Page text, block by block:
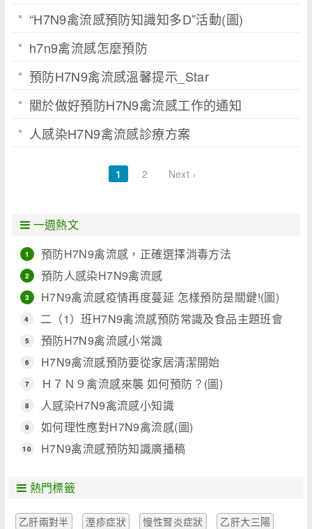
“H7N9禽流感預防知識知多D”活動(圖)
h7n9禽流感怎麼預防
預防H7N9禽流感溫馨提示_Star
關於做好預防H7N9禽流感工作的通知
人感染H7N9禽流感診療方案
1 2 Next ›
一週熱文
1 預防H7N9禽流感，正確選擇消毒方法
2 預防人感染H7N9禽流感
3 H7N9禽流感疫情再度蔓延 怎樣預防是關鍵!(圖)
4
二（1）班H7N9禽流感預防常識及食品主題班會
活動
5 預防H7N9禽流感小常識
6 H7N9禽流感預防要從家居清潔開始
7 Ｈ７Ｎ９禽流感來襲 如何預防？(圖)
8 人感染H7N9禽流感小知識
9 如何理性應對H7N9禽流感(圖)
10 H7N9禽流感預防知識廣播稿
熱門標籤
乙肝兩對半 溼疹症狀 慢性腎炎症狀
乙肝大三陽